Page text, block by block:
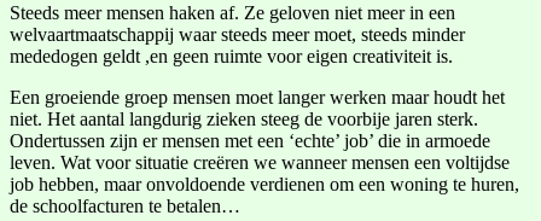
Steeds meer mensen haken af. Ze geloven niet meer in een
welvaartmaatschappij waar steeds meer moet, steeds minder
mededogen geldt ,en geen ruimte voor eigen creativiteit is.
Een groeiende groep mensen moet langer werken maar houdt het
niet. Het aantal langdurig zieken steeg de voorbije jaren sterk.
Ondertussen zijn er mensen met een ‘echte’ job’ die in armoede
leven. Wat voor situatie creëren we wanneer mensen een voltijdse
job hebben, maar onvoldoende verdienen om een woning te huren,
de schoolfacturen te betalen…